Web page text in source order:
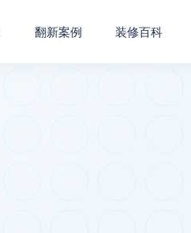
翻新案例 装修百科